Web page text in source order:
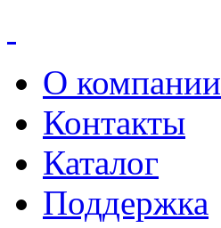
О компании
Контакты
Каталог
Поддержка